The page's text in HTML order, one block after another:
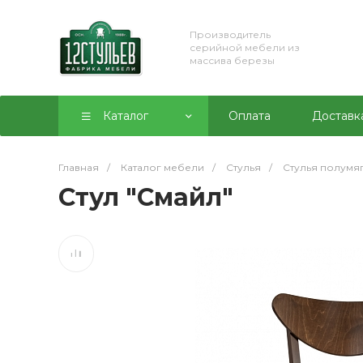
Производитель
серийной мебели из
массива березы
Каталог Оплата
Главная / Каталог мебели / Стулья / Стулья
Стул "Смайл"